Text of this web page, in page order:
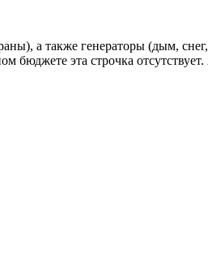
а также генераторы (дым,
эта строчка